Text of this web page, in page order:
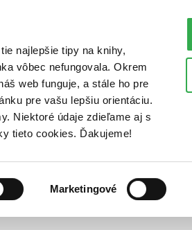
najlepšie tipy na knihy,
vôbec nefungovala. Okrem
web funguje, a stále ho pre
pre vašu lepšiu orientáciu.
Niektoré údaje zdieľame aj s
tieto cookies. Ďakujeme!
Marketingové